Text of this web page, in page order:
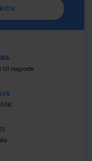
nagrade